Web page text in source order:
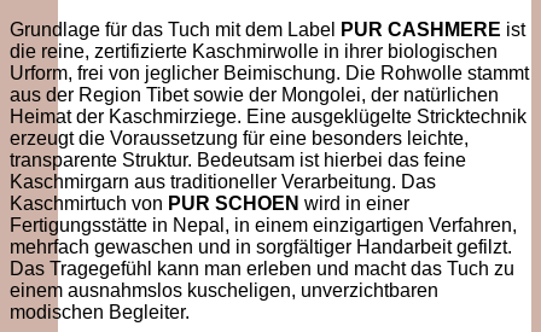
Grundlage für das Tuch mit dem Label
PUR CASHMERE ist
die reine, zertifizierte Kaschmirwolle in ihrer biologischen
Urform, frei von jeglicher Beimischung. Die Rohwolle stammt
aus der Region Tibet sowie der Mongolei, der natürlichen
Heimat der Kaschmirziege. Eine ausgeklügelte Stricktechnik
erzeugt die Voraussetzung für eine besonders leichte,
transparente Struktur. Bedeutsam ist hierbei das feine
Kaschmirgarn aus traditioneller Verarbeitung. Das
Kaschmirtuch von PUR SCHOEN wird in einer
Fertigungsstätte in Nepal, in einem einzigartigen Verfahren,
mehrfach gewaschen und in sorgfältiger Handarbeit gefilzt.
Das Tragegefühl kann man erleben und macht das Tuch zu
einem ausnahmslos kuscheligen, unverzichtbaren
modischen Begleiter.